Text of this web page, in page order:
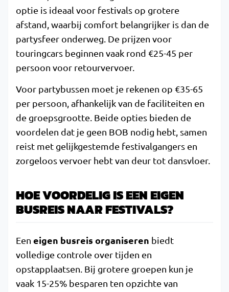
optie is ideaal voor festivals op grotere
afstand, waarbij comfort belangrijker is dan de
partysfeer onderweg. De prijzen voor
touringcars beginnen vaak rond €25-45 per
persoon voor retourvervoer.
Voor partybussen moet je rekenen op €35-65
per persoon, afhankelijk van de faciliteiten en
de groepsgrootte. Beide opties bieden de
voordelen dat je geen BOB nodig hebt, samen
reist met gelijkgestemde festivalgangers en
zorgeloos vervoer hebt van deur tot dansvloer.
HOE VOORDELIG IS EEN EIGEN
BUSREIS NAAR FESTIVALS?
Een eigen busreis organiseren biedt
volledige controle over tijden en
opstapplaatsen. Bij grotere groepen kun je
vaak 15-25% besparen ten opzichte van